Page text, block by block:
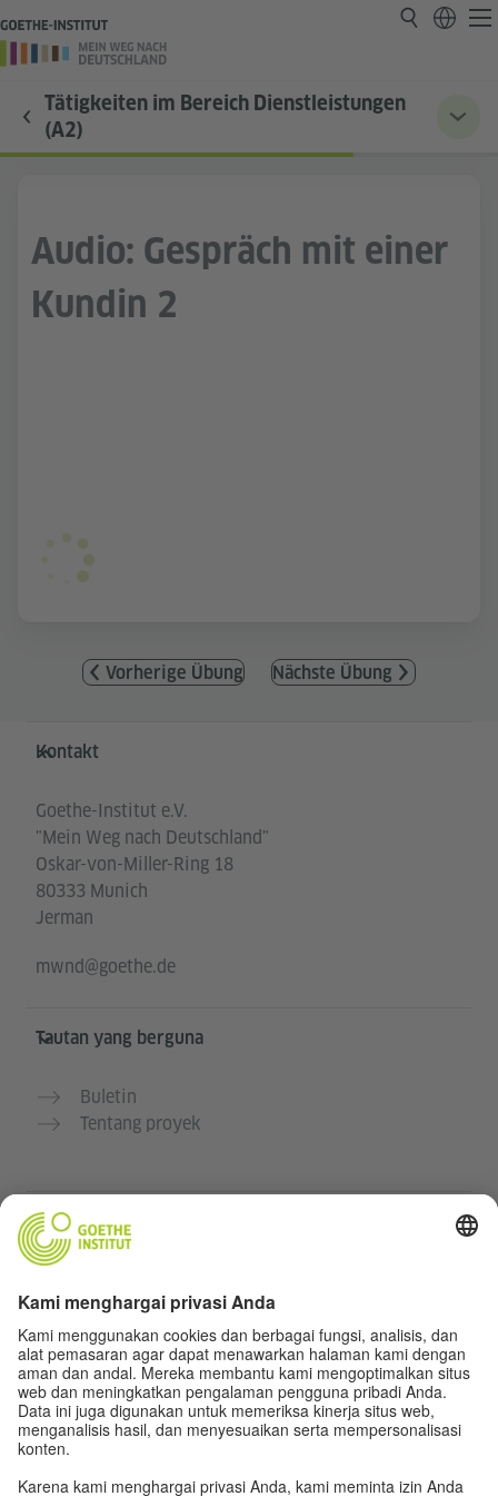
Tätigkeiten im Bereich Dienstleistungen
(A2)
Audio: Gespräch mit einer
Kundin 2
Vorherige Übung Nächste Übung
Service- und Informationsbereich
Kontakt
Goethe-Institut e.V.
"Mein Weg nach Deutschland"
Oskar-von-Miller-Ring 18
80333 Munich
Jerman
mwnd@goethe.de
Tautan yang berguna
Buletin
Tentang proyek
Situs web lainnya
Latihan bahasa Jerman secara gratis
Kursus bahasa Jerman dari Goethe-Institut
Portal guru “Deutschstunde”
Privasi dan Aksesibilitas